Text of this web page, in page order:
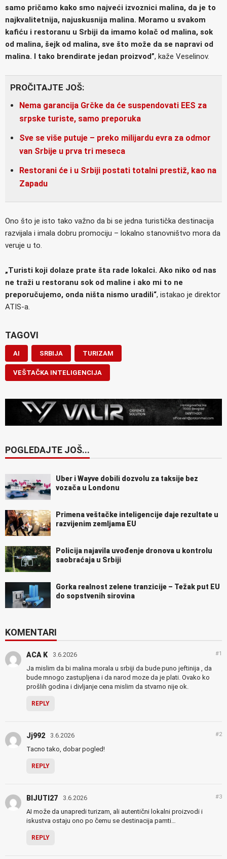
samo pričamo kako smo najveći izvoznici malina, da je to
najkvalitetnija, najuskusnija malina. Moramo u svakom
kafiću i restoranu u Srbiji da imamo kolač od malina, sok
od malina, šejk od malina, sve što može da se napravi od
malina. I tako brendirate jedan proizvod”, kaže Veselinov.
PROČITAJTE JOŠ:
Nema garancija Grčke da će suspendovati EES za
srpske turiste, samo preporuka
Sve se više putuje – preko milijardu evra za odmor
van Srbije u prva tri meseca
Restorani će i u Srbiji postati totalni prestiž, kao na
Zapadu
Ono što je isto tako važno da bi se jedna turistička destinacija
razvijala i imala dobru promociju – lokalno stanovništvo mora da
veruje u to.
„Turisti koji dolaze prate šta rade lokalci. Ako niko od nas
ne traži u restoranu sok od maline i ako mi to ne
preporučujemo, onda ništa nismo uradili“, istakao je direktor
ATIS-a.
TAGOVI
AI SRBIJA TURIZAM
VEŠTAČKA INTELIGENCIJA
POGLEDAJTE JOŠ...
Uber i Wayve dobili dozvolu za taksije bez
vozača u Londonu
Primena veštačke inteligencije daje rezultate u
razvijenim zemljama EU
Policija najavila uvođenje dronova u kontrolu
saobraćaja u Srbiji
Gorka realnost zelene tranzicije – Težak put EU
do sopstvenih sirovina
KOMENTARI
ACA K 3.6.2026 #1
Ja mislim da bi malina morala u srbiji da bude puno jeftinija , da
bude mnogo zastupljena i da narod moze da je plati. Ovako ko
prošlih godina i divljanje cena mislim da stvarno nije ok.
REPLY
Jj992 3.6.2026 #2
Tacno tako, dobar pogled!
REPLY
BIJUTI27 3.6.2026 #3
AI može da unapredi turizam, ali autentični lokalni proizvodi i
iskustva ostaju ono po čemu se destinacija pamti…
REPLY